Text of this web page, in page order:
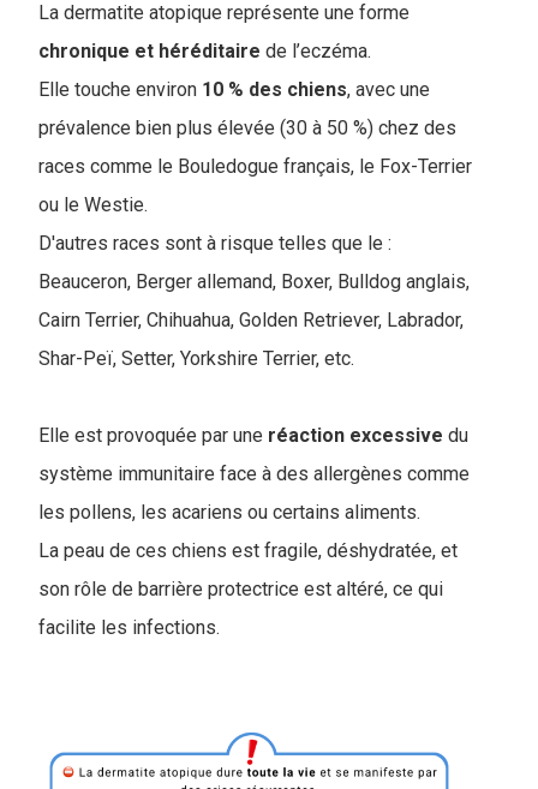
La dermatite atopique représente une forme
chronique et héréditaire de l’eczéma.
Elle touche environ 10 % des chiens, avec une
prévalence bien plus élevée (30 à 50 %) chez des
races comme le Bouledogue français, le Fox-Terrier
ou le Westie.
D'autres races sont à risque telles que le :
Beauceron, Berger allemand, Boxer, Bulldog anglais,
Cairn Terrier, Chihuahua, Golden Retriever, Labrador,
Shar-Peï, Setter, Yorkshire Terrier, etc.
Elle est provoquée par une réaction excessive du
système immunitaire face à des allergènes comme
les pollens, les acariens ou certains aliments.
La peau de ces chiens est fragile, déshydratée, et
son rôle de barrière protectrice est altéré, ce qui
facilite les infections.